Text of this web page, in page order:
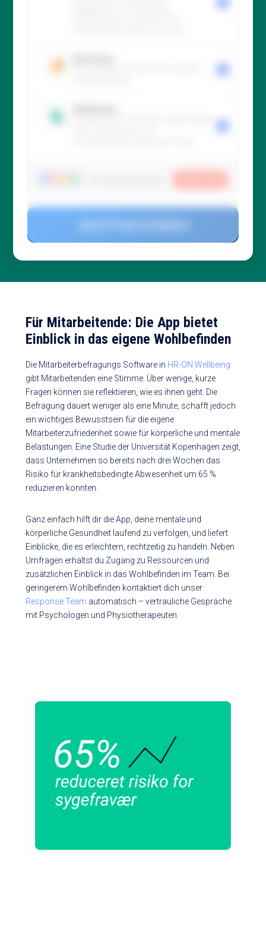
Für Mitarbeitende: Die App bietet
Einblick in das eigene Wohlbefinden
Die Mitarbeiterbefragungs Software in HR-ON Wellbeing
gibt Mitarbeitenden eine Stimme. Über wenige, kurze
Fragen können sie reflektieren, wie es ihnen geht. Die
Befragung dauert weniger als eine Minute, schafft jedoch
ein wichtiges Bewusstsein für die eigene
Mitarbeiterzufriedenheit sowie für körperliche und mentale
Belastungen. Eine Studie der Universität Kopenhagen zeigt,
dass Unternehmen so bereits nach drei Wochen das
Risiko für krankheitsbedingte Abwesenheit um 65 %
reduzieren konnten.
Ganz einfach hilft dir die App, deine mentale und
körperliche Gesundheit laufend zu verfolgen, und liefert
Einblicke, die es erleichtern, rechtzeitig zu handeln. Neben
Umfragen erhältst du Zugang zu Ressourcen und
zusätzlichen Einblick in das Wohlbefinden im Team. Bei
geringerem Wohlbefinden kontaktiert dich unser
Response Team automatisch – vertrauliche Gespräche
mit Psychologen und Physiotherapeuten.